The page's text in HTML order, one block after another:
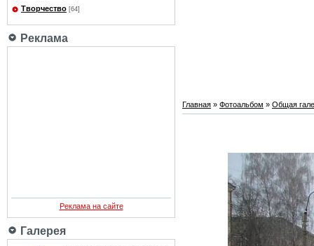
Творчество [64]
Реклама
Реклама на сайте
Галерея
Главная » Фотоальбом » Общая